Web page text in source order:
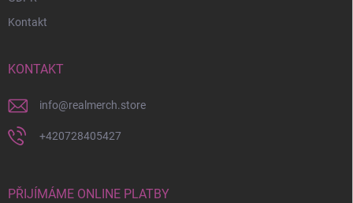
Kontakt
KONTAKT
info@realmerch.store
+420728405427
PŘIJÍMÁME ONLINE PLATBY